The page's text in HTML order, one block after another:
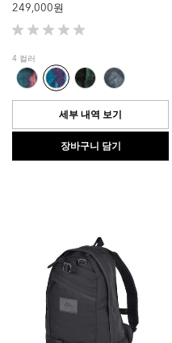
249,000 원
별
5
개
중
0.0
입
다.
4 컬러
세부 내역 보기
장바구니 담기